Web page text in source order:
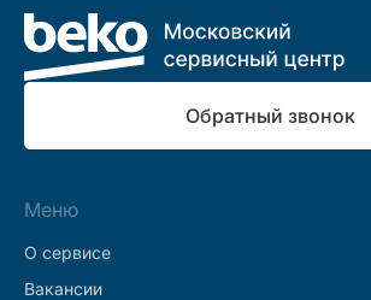
Обратный звонок
Меню
О сервисе
Вакансии